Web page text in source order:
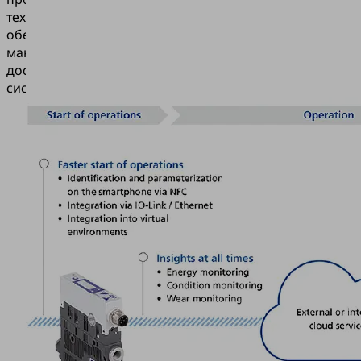
техобслуживание
обеспечивают
максимальную
доступность
системы.